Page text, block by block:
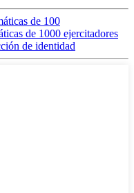
de 100
de 1000 ejercitadores
de identidad